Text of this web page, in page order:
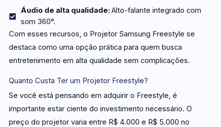
Áudio de alta qualidade: Alto-falante integrado com
som 360°.
Com esses recursos, o Projetor Samsung Freestyle se
destaca como uma opção prática para quem busca
entretenimento em alta qualidade sem complicações.
Quanto Custa Ter um Projetor Freestyle?
Se você está pensando em adquirir o Freestyle, é
importante estar ciente do investimento necessário. O
preço do projetor varia entre R$ 4.000 e R$ 5.000 no